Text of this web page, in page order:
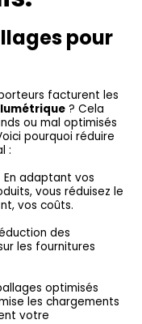
pour
facturent les
? Cela
ou mal optimisés
pourquoi réduire
:
En adaptant vos
vous réduisez le
vos coûts.
des
les fournitures
optimisés
les chargements
votre